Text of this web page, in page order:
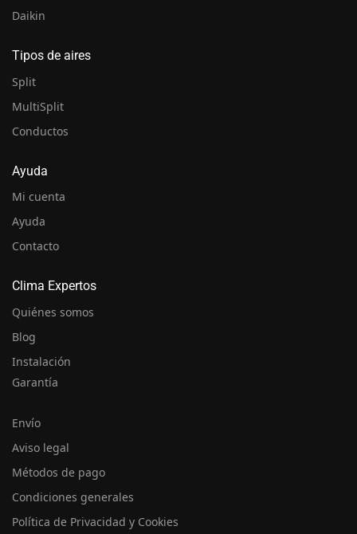
Daikin
Tipos de aires
Split
MultiSplit
Conductos
Ayuda
Mi cuenta
Ayuda
Contacto
Clima Expertos
Quiénes somos
Blog
Instalación
Garantía
Envío
Aviso legal
Métodos de pago
Condiciones generales
Política de Privacidad y Cookies